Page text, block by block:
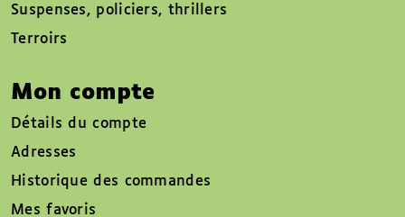
Suspenses, policiers, thrillers
Terroirs
Mon compte
Détails du compte
Adresses
Historique des commandes
Mes favoris